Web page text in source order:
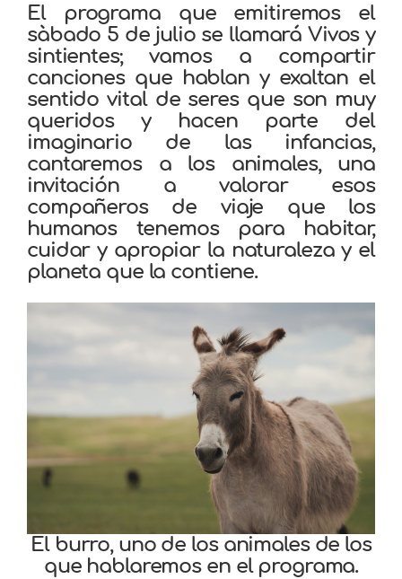
El programa que emitiremos el
sàbado 5 de julio se llamará Vivos y
sintientes;vamos a compartir
canciones que hablan y exaltan el
sentido vital de seres que son muy
queridos y hacen parte del
imaginario de las infancias,
cantaremos a los animales, una
invitación a valorar esos
compañeros de viaje que los
humanos tenemos para habitar,
cuidar y apropiar la naturaleza y el
planeta que la contiene.
El burro, uno de los animales de los
que hablaremos en el programa.